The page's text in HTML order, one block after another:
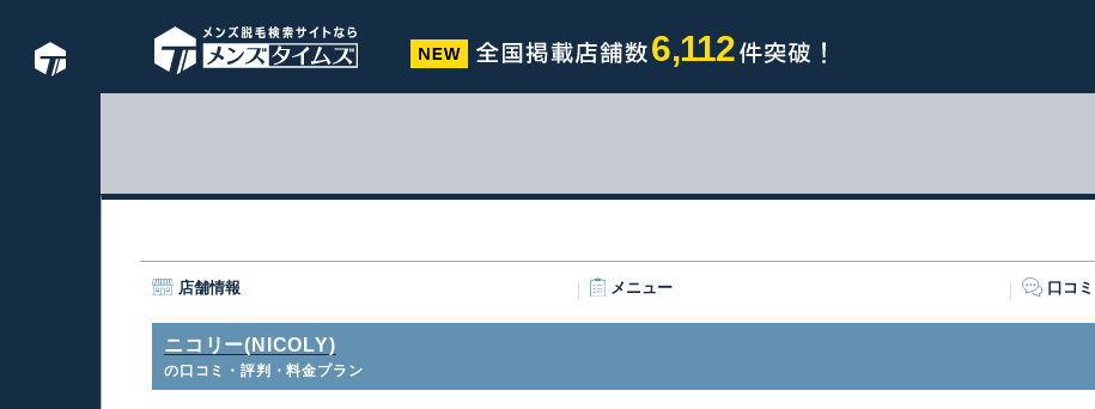
6,112
店舗情報 メニュー 口コミ
ニコリー(NICOLY)
の口コミ・評判・料金プラン